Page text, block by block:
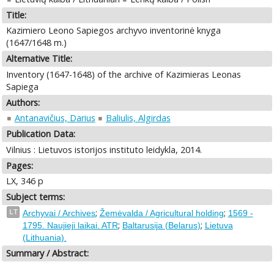
Title:
Kazimiero Leono Sapiegos archyvo inventorinė knyga
(1647/1648 m.)
Alternative Title:
Inventory (1647-1648) of the archive of Kazimieras Leonas
Sapiega
Authors:
Antanavičius, Darius
Baliulis, Algirdas
Publication Data:
Vilnius : Lietuvos istorijos instituto leidykla, 2014.
Pages:
LX, 346 p
Subject terms:
LT Archyvai / Archives; Žemėvalda / Agricultural holding; 1569 -
1795. Naujieji laikai. ATR; Baltarusija (Belarus); Lietuva
(Lithuania).
Summary / Abstract: